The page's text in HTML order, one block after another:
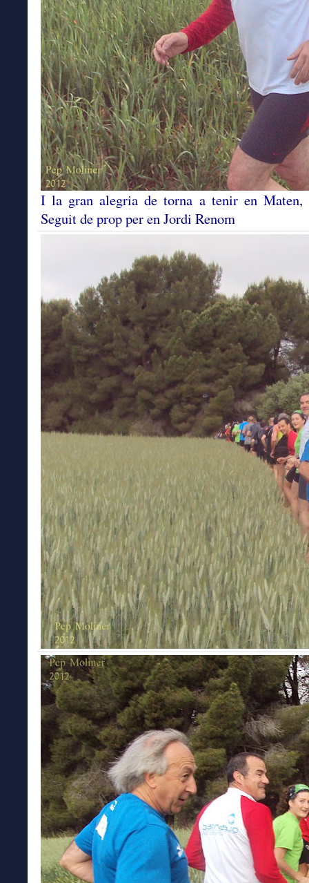
I la gran alegria de torna a tenir en Maten,
Seguit de prop per en Jordi Renom